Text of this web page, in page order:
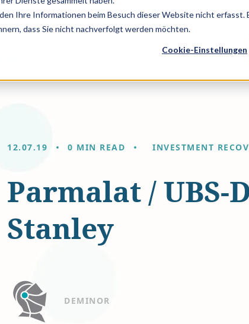
Ihre Informationen beim Besuch dieser Website nicht erfasst.
dass Sie nicht nachverfolgt werden möchten.
Cookie-Einstellungen
Lösungen und Expertise
12.07.19 0 MIN READ INVESTMENT
Parmalat / UBS-
Stanley
DEMINOR